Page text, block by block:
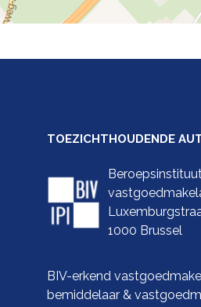
TOEZICHTHOUDENDE
1000 Brussel
BIV-erkend
bemiddelaar &